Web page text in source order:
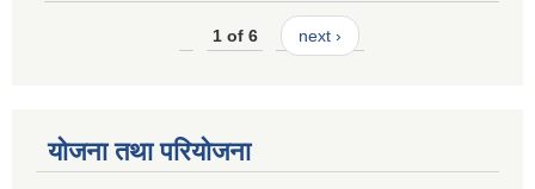
1 of 6 next ›
योजना तथा परियोजना